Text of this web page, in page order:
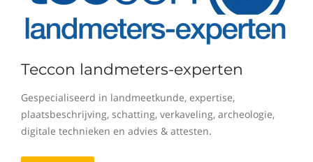
Teccon landmeters-experten
Gespecialiseerd in landmeetkunde, expertise,
plaatsbeschrijving, schatting, verkaveling, archeologie,
digitale technieken en advies & attesten.